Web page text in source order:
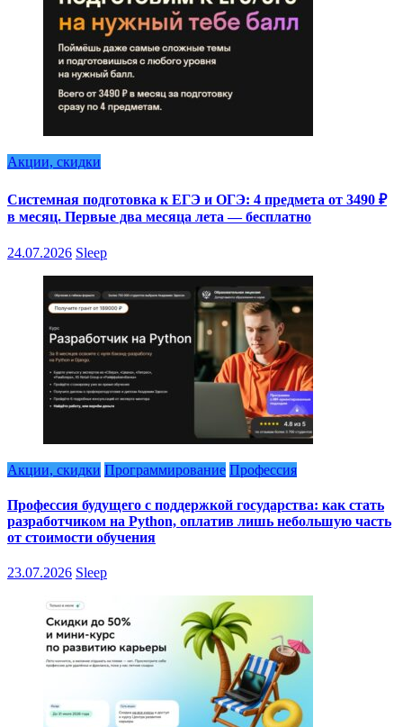
Акции, скидки
Системная подготовка к ЕГЭ и ОГЭ: 4 предмета от 3490 ₽
в месяц. Первые два месяца лета — бесплатно
24.07.2026 Sleep
Акции, скидки Программирование Профессия
Профессия будущего с поддержкой государства: как стать
разработчиком на Python, оплатив лишь небольшую часть
от стоимости обучения
23.07.2026 Sleep